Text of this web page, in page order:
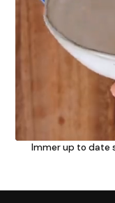
Immer up to date